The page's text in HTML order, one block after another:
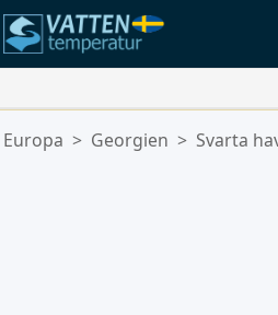
Dina Favoritplatser:
Europa > Georgien > Svarta